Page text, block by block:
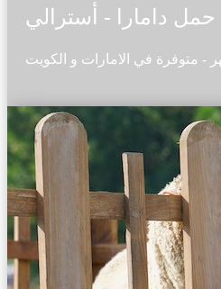
حمل دامارا - أسترالي